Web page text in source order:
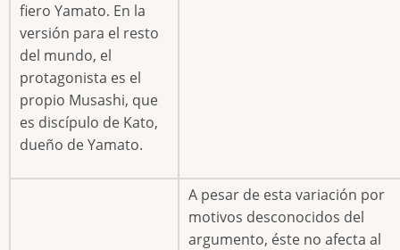
fiero Yamato. En la
versión para el resto
del mundo, el
protagonista es el
propio Musashi, que
es discípulo de Kato,
dueño de Yamato.
A pesar de esta variación por
motivos desconocidos del
argumento, éste no afecta al